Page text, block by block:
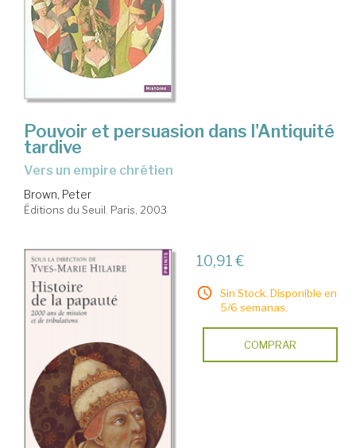
Pouvoir et persuasion dans l'Antiquité
tardive
vers un empire chrétien
Brown, Peter
Éditions du Seuil. Paris, 2003
10,91 €
Sin Stock. Disponible en
5/6 semanas.
COMPRAR